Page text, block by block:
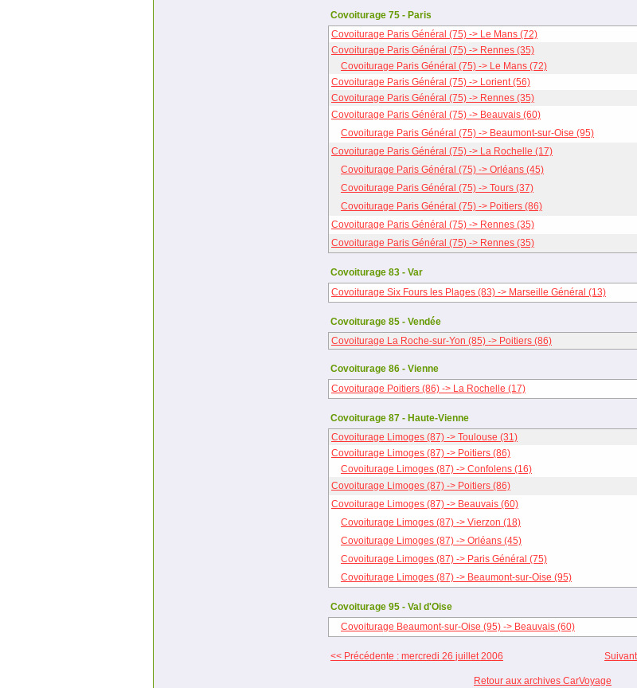
Covoiturage 75 - Paris
Covoiturage Paris Général (75) -> Le Mans (72)
Covoiturage Paris Général (75) -> Rennes (35)
Covoiturage Paris Général (75) -> Le Mans (72)
Covoiturage Paris Général (75) -> Lorient (56)
Covoiturage Paris Général (75) -> Rennes (35)
Covoiturage Paris Général (75) -> Beauvais (60)
Covoiturage Paris Général (75) -> Beaumont-sur-Oise (95)
Covoiturage Paris Général (75) -> La Rochelle (17)
Covoiturage Paris Général (75) -> Orléans (45)
Covoiturage Paris Général (75) -> Tours (37)
Covoiturage Paris Général (75) -> Poitiers (86)
Covoiturage Paris Général (75) -> Rennes (35)
Covoiturage Paris Général (75) -> Rennes (35)
Covoiturage 83 - Var
Covoiturage Six Fours les Plages (83) -> Marseille Général (13)
Covoiturage 85 - Vendée
Covoiturage La Roche-sur-Yon (85) -> Poitiers (86)
Covoiturage 86 - Vienne
Covoiturage Poitiers (86) -> La Rochelle (17)
Covoiturage 87 - Haute-Vienne
Covoiturage Limoges (87) -> Toulouse (31)
Covoiturage Limoges (87) -> Poitiers (86)
Covoiturage Limoges (87) -> Confolens (16)
Covoiturage Limoges (87) -> Poitiers (86)
Covoiturage Limoges (87) -> Beauvais (60)
Covoiturage Limoges (87) -> Vierzon (18)
Covoiturage Limoges (87) -> Orléans (45)
Covoiturage Limoges (87) -> Paris Général (75)
Covoiturage Limoges (87) -> Beaumont-sur-Oise (95)
Covoiturage 95 - Val d'Oise
Covoiturage Beaumont-sur-Oise (95) -> Beauvais (60)
<< Précédente : mercredi 26 juillet 2006
Retour aux archives CarVoyage